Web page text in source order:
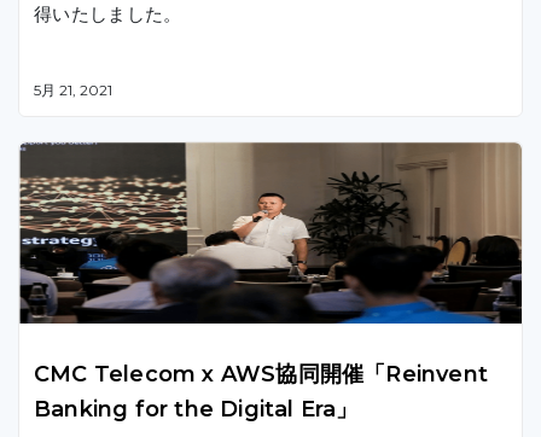
得いたしました。
5月 21, 2021
CMC Telecom x AWS協同開催「Reinvent
Banking for the Digital Era」